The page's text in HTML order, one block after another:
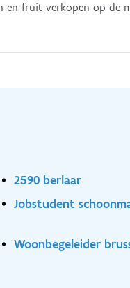
en fruit verkopen op de
2590 berlaar
Jobstudent
Woonbegeleider